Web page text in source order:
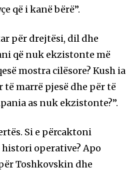
që i kanë bërë”.
për drejtësi, dil dhe
që nuk ekzistonte më
mostra cilësore? Kush ia
marrë pjesë dhe për të
as nuk ekzistonte?”.
Si e përcaktoni
operative? Apo
Toshkovskin dhe